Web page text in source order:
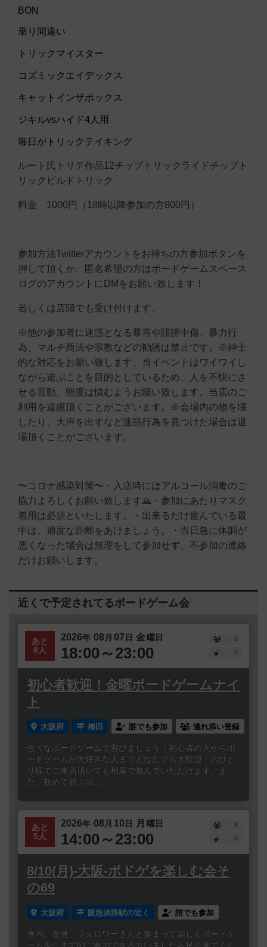
BON
乗り間違い
トリックマイスター
コズミックエイデックス
キャットインザボックス
ジキルvsハイド4人用
毎日がトリックテイキング
ルート氏トリテ作品12チップトリックライドチップト
リックビルドトリック
料金 1000円（18時以降参加の方800円）
参加方法Twitterアカウントをお持ちの方参加ボタンを
押して頂くか、匿名希望の方はボードゲームスペース
ログのアカウントにDMをお願い致します！
若しくは店頭でも受け付けます。
※他の参加者に迷惑となる暴言や誹謗中傷、暴力行
為、マルチ商法や宗教などの勧誘は禁止です。※紳士
的な対応をお願い致します。当イベントはワイワイし
ながら遊ぶことを目的としているため、人を不快にさ
せる言動、態度は慎むようお願い致します。当店のご
利用を遠慮頂くことがございます。※会場内の物を壊
したり、大声を出すなど迷惑行為を見つけた場合は退
場頂くことがございます。
〜コロナ感染対策〜・入店時にはアルコール消毒のご
協力よろしくお願い致します🙏・参加にあたりマスク
着用は必須といたします。・出来るだけ遊んでいる最
中は、適度な距離をあけましょう。・当日急に体調が
悪くなった場合は無理をして参加せず、不参加の連絡
だけお願いします。
近くで予定されてるボードゲーム会
あと
8人
2026年 08 月 07日 金曜日
18:00～23:00
4
0
初心者歓迎！金曜ボードゲームナイ
ト
大阪府 梅田 誰でも参加 連れ添い登録
色々なボードゲームで遊びましょう！初心者の人からボ
ードゲームが大好きな人までどなたでも大歓迎！おひと
り様でご来店頂いても相席で遊んでいただけます。ま
た、初めて遊ぶボ...
あと
5人
2026年 08 月 10日 月 曜日
14:00～23:00
5
0
8/10(月)-大阪-ボドゲを楽しむ会そ
の69
大阪府 阪急淡路駅の近く 誰でも参加
身内、友達、フォロワーさんと集まって楽しくボードゲ